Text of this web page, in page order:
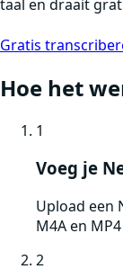
taal en draait
Gratis
Hoe het
1
Voeg je
Upload een
M4A en
2